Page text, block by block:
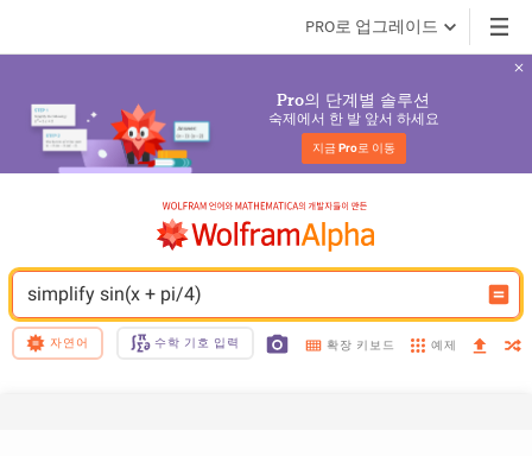
PRO로 업그레이드
Pro의 단계별 솔루션
숙제에서 한 발 앞서 하세요
지금 Pro로 이동
simplify sin(x + pi/4)
자연어 수학 기호 입력 확장 키보드 예제